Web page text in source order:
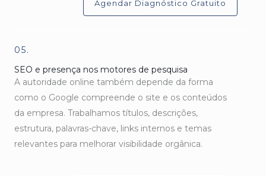
Agendar Diagnóstico Gratuito
05.
SEO e presença nos motores de pesquisa
A autoridade online também depende da forma
como o Google compreende o site e os conteúdos
da empresa. Trabalhamos títulos, descrições,
estrutura, palavras-chave, links internos e temas
relevantes para melhorar visibilidade orgânica.